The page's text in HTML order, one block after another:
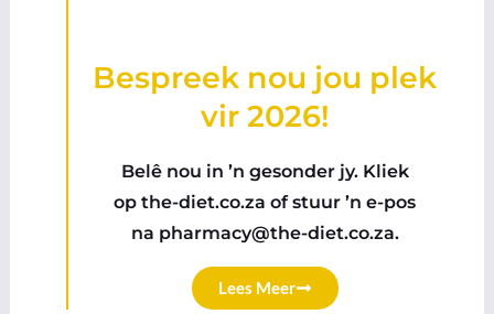
Bespreek nou jou plek
vir 2026!
Belê nou in ’n gesonder jy. Kliek
op the-diet.co.za of stuur ’n e-pos
na pharmacy@the-diet.co.za.
Lees Meer